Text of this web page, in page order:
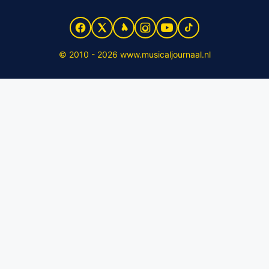
© 2010 - 2026 www.musicaljournaal.nl